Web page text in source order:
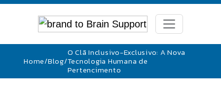
Home/Blog/
O Clã Inclusivo-Exclusivo: A Nova
Tecnologia Humana de
Pertencimento